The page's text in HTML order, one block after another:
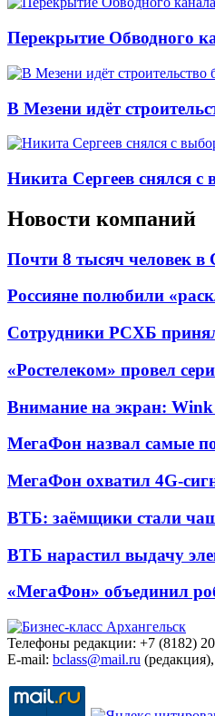
Перекрытие Обводного
В Мезени идёт
Никита Сергеев снялся
Новости компаний
Почти 8 тысяч человек
Россияне полюбили
Сотрудники РСХБ
«Ростелеком» провел
Внимание на экран: Wink
МегаФон назвал самые
МегаФон охватил 4G-
ВТБ: заёмщики стали
ВТБ нарастил выдачу
«МегаФон» объединил
Телефоны редакции: +7 (8182)
E-mail: bclass@mail.ru (редакция),